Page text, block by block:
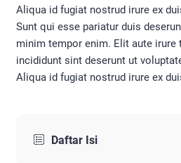
Aliqua id fugiat nostrud irure ex
Sunt qui esse pariatur duis
minim tempor enim. Elit aute irure
incididunt sint deserunt ut
Aliqua id fugiat nostrud irure ex
Daftar Isi